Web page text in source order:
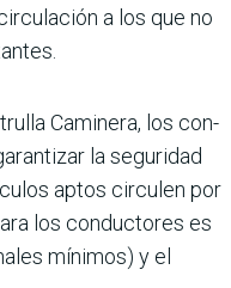
a los que no
Caminera, los con­
la seguridad
aptos circulen por
los conductores es
mínimos) y el